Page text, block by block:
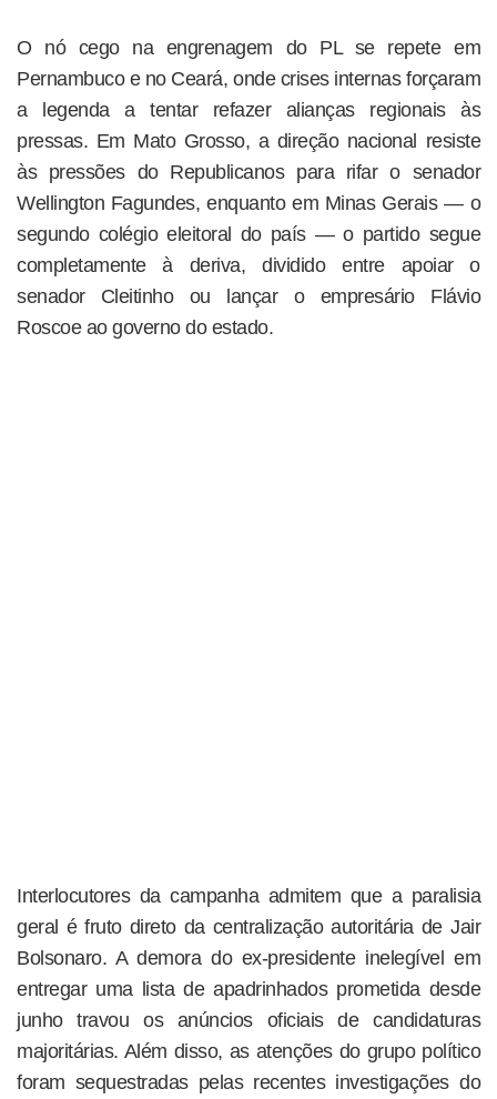
O nó cego na engrenagem do PL se repete em
Pernambuco e no Ceará, onde crises internas forçaram
a legenda a tentar refazer alianças regionais às
pressas. Em Mato Grosso, a direção nacional resiste
às pressões do Republicanos para rifar o senador
Wellington Fagundes, enquanto em Minas Gerais — o
segundo colégio eleitoral do país — o partido segue
completamente à deriva, dividido entre apoiar o
senador Cleitinho ou lançar o empresário Flávio
Roscoe ao governo do estado.
Interlocutores da campanha admitem que a paralisia
geral é fruto direto da centralização autoritária de Jair
Bolsonaro. A demora do ex-presidente inelegível em
entregar uma lista de apadrinhados prometida desde
junho travou os anúncios oficiais de candidaturas
majoritárias. Além disso, as atenções do grupo político
foram sequestradas pelas recentes investigações do